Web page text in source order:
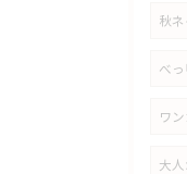
秋
べ
ワ
大